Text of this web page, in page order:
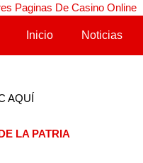
Paginas De Casino Online
Saltar al contenido
Inicio Noticias
AQUÍ
LA PATRIA